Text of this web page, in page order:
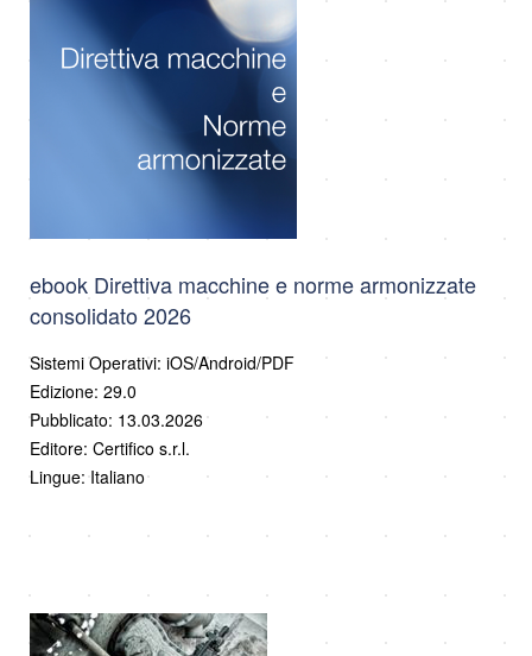
ebook Direttiva macchine e norme armonizzate
consolidato 2026
Sistemi Operativi: iOS/Android/PDF
Edizione: 29.0
Pubblicato: 13.03.2026
Editore: Certifico s.r.l.
Lingue: Italiano